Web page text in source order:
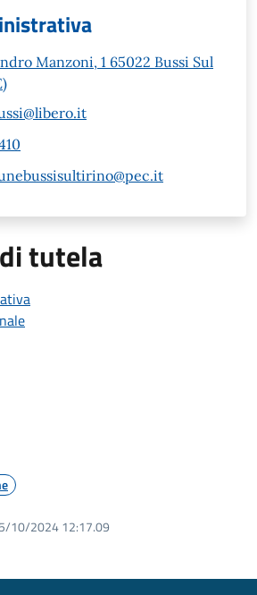
Manzoni, 1 65022 Bussi Sul
tutela
10/2024 12:17.09